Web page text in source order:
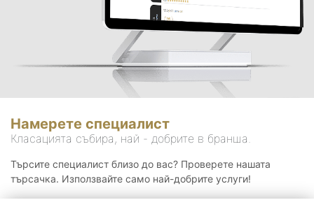
Намерете специалист
Класацията събира, най - добрите в бранша.
Търсите специалист близо до вас? Проверете нашата
търсачка. Използвайте само най-добрите услуги!